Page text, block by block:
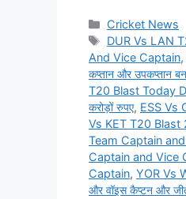
Categories
Cricket News
Tags
DUR Vs LAN
And Vice Captain,
कप्तान और उपकप्तान
T20 Blast Today
करोड़ों रुपए, ESS Vs
Vs KET T20 Blast
Team Captain
Captain and Vice
Captain, YOR Vs
और वॉइस कैप्टन और